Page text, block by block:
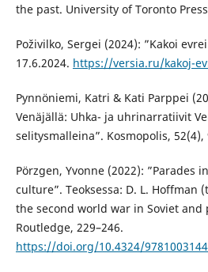
the past. University of Toronto
Poživilko, Sergei (2024): ”Kakoi
17.6.2024. https://versia.ru/kakoj-
Pynnöniemi, Katri & Kati Parppei
Venäjällä: Uhka- ja uhrinarratiivit
selitysmalleina”. Kosmopolis, 52(4),
Pörzgen, Yvonne (2022): ”Parades
culture”. Teoksessa: D. L. Hoffman
the second world war in Soviet and
Routledge, 229–246.
https://doi.org/10.4324/